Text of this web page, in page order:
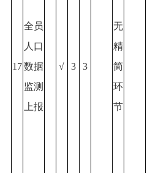
17
全员
人口
数据
监测
上报
√ 3 3
无
精
简
环
节